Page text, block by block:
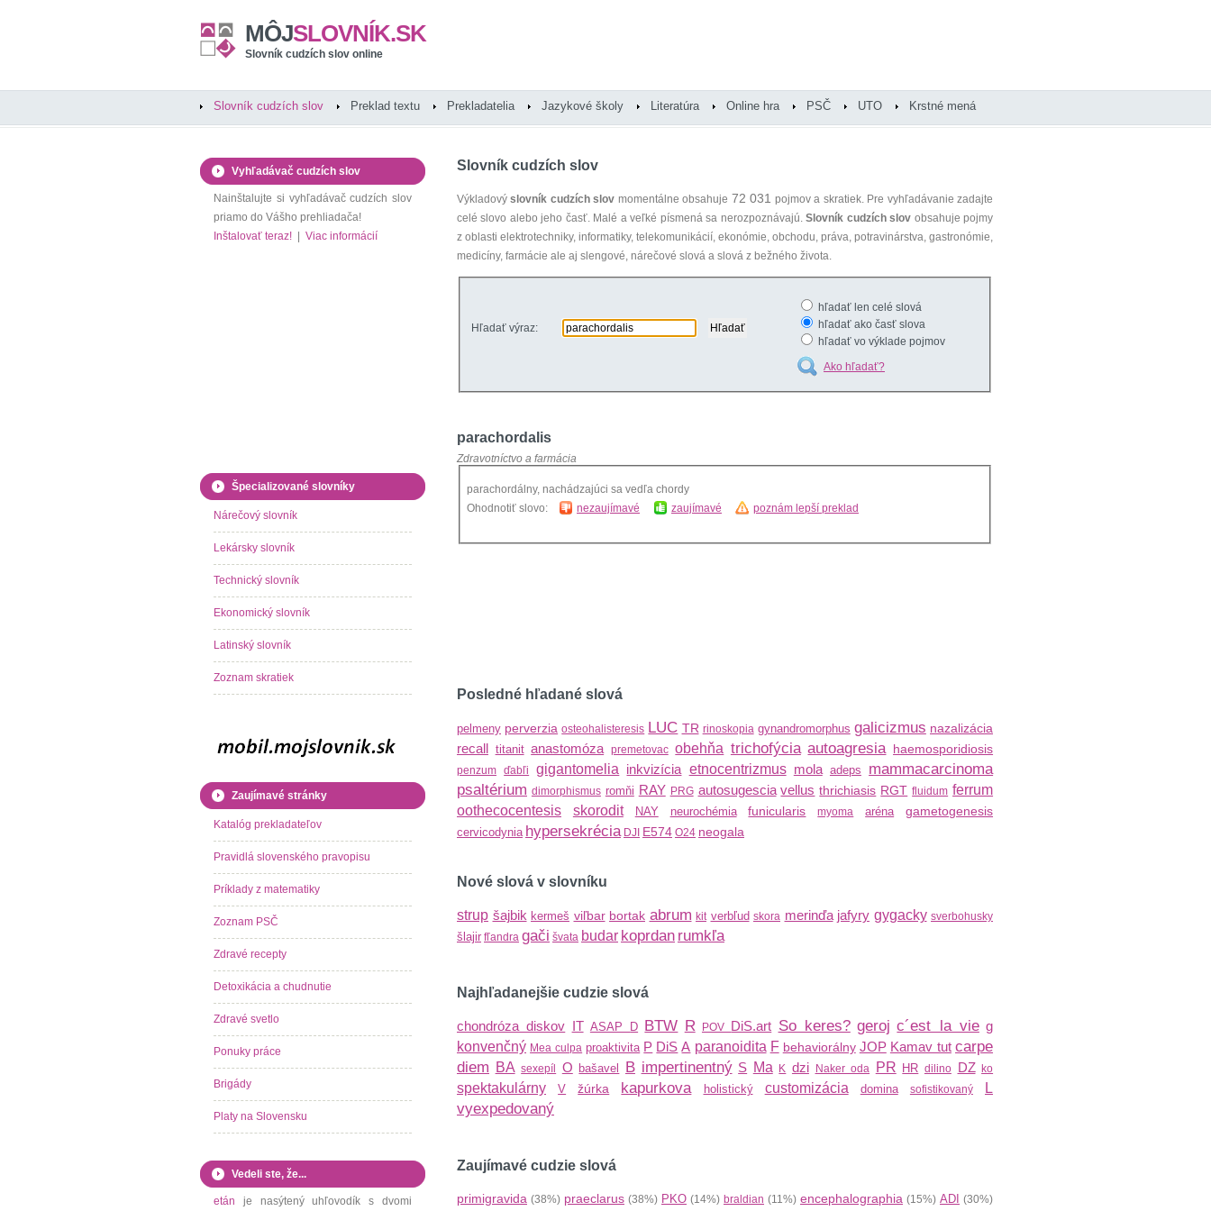
MÔJSLOVNÍK.SK
Slovník cudzích slov online
Slovník cudzích slov Preklad textu Prekladatelia Jazykové školy Literatúra Online hra PSČ UTO Krstné mená
Slovník cudzích slov
Výkladovýslovník cudzích slov momentálne obsahuje 72 031 pojmov a skratiek. Pre vyhľadávanie zadajte
celé slovo alebo jeho časť. Malé a veľké písmená sa nerozpoznávajú.Slovník cudzích slov obsahuje pojmy
z oblasti elektrotechniky, informatiky, telekomunikácií, ekonómie, obchodu, práva, potravinárstva, gastronómie,
medicíny, farmácie ale aj slengové, nárečové slová a slová z bežného života.
Hľadať výraz:
hľadať len celé slová
hľadať ako časť slova
hľadať vo výklade pojmov
Ako hľadať?
parachordalis
Zdravotníctvo a farmácia
parachordálny, nachádzajúci sa vedľa chordy
Ohodnotiť slovo:
nezaujímavé zaujímavé poznám lepší preklad
Posledné hľadané slová
pelmeny perverzia osteohalisteresis LUC TR rinoskopia gynandromorphus galicizmus nazalizácia
recall titanit anastomóza premetovac obehňa trichofýcia autoagresia haemosporidiosis
penzum ďabľi gigantomelia inkvizícia etnocentrizmus mola adeps
mammacarcinoma
psaltérium dimorphismus romňi RAY PRG autosugescia vellus thrichiasis RGT fluidum ferrum
oothecocentesis
skorodit NAY neurochémia funicularis myoma aréna gametogenesis
cervicodynia hypersekrécia DJI E574 O24 neogala
Nové slová v slovníku
strup šajbik kermeš viľbar bortak abrum kit verbľud skora merinďa jafyry gygacky sverbohusky
šlajir fľandra gači švata budar koprdan rumkľa
Najhľadanejšie cudzie slová
chondróza diskov IT ASAP D BTW R POV DiS.art So keres? geroj c´est la vie g
konvenčný Mea culpa proaktivita P DiS A paranoidita F behaviorálny JOP Kamav tut carpe
diem BA sexepíl O bašavel B impertinentný S Ma K dzi Naker oda PR HR dilino DZ ko
spektakulárny V žúrka kapurkova holistický customizácia domina sofistikovaný L
vyexpedovaný
Zaujímavé cudzie slová
primigravida (38%) praeclarus (38%) PKO (14%) braldian (11%) encephalographia (15%) ADI (30%)
Vyhľadávač cudzích slov
Nainštalujte si vyhľadávač cudzích slov
priamo do Vášho prehliadača!
Inštalovať teraz!
Viac informácií
Špecializované slovníky
Nárečový slovník
Lekársky slovník
Technický slovník
Ekonomický slovník
Latinský slovník
Zoznam skratiek
Zaujímavé stránky
Katalóg prekladateľov
Pravidlá slovenského pravopisu
Príklady z matematiky
Zoznam PSČ
Zdravé recepty
Detoxikácia a chudnutie
Zdravé svetlo
Ponuky práce
Brigády
Platy na Slovensku
Vedeli ste, že...
etán je nasýtený uhľovodík s dvomi